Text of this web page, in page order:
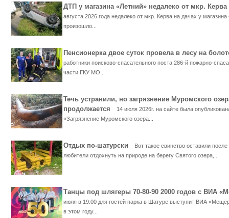
ДТП у магазина «Летний» недалеко от мкр.
августа 2026 года недалеко от мкр. Керва на дачах у магазина
произошло...
Пенсионерка двое суток провела в лесу на
работники поисково-спасательного поста 286-й пожарно-
части ГКУ МО...
Течь устранили, но загрязнение Муромского
продолжается
14 июля 2026г. на сайте была
«Загрязнение Муромского озера...
Отдых по-шатурски
Вот такое свинство оставили после
любители отдохнуть на природе на берегу Святого озера,...
Танцы под шлягеры 70-80-90 2000 годов с ВИА
июля в 19:00 для гостей парка в Шатуре выступит ВИА
в этом году...